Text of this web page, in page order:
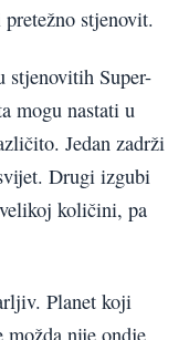
stjenovit.
stjenovitih Super-
mogu nastati u
Jedan zadrži
Drugi izgubi
količini, pa
Planet koji
nije ondje